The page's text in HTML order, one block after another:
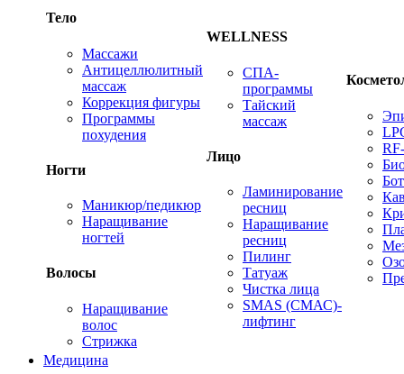
Тело
Массажи
Антицеллюлитный
массаж
Коррекция фигуры
Программы
похудения
Ногти
Маникюр/педикюр
Наращивание
ногтей
Волосы
Наращивание
волос
Стрижка
WELLNESS
СПА-
программы
Тайский
массаж
Лицо
Ламинирование
ресниц
Наращивание
ресниц
Пилинг
Татуаж
Чистка лица
SMAS (СМАС)-
лифтинг
Медицина